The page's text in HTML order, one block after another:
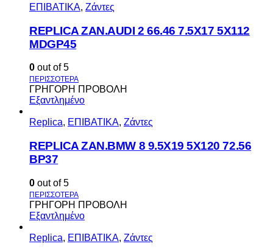
ΕΠΙΒΑΤΙΚΑ, Ζάντες
REPLICA ZAN.AUDI 2 66.46 7.5X17 5X112
MDGP45
0 out of 5
ΓΡΗΓΟΡΗ ΠΡΟΒΟΛΗ
Εξαντλημένο
Replica, ΕΠΙΒΑΤΙΚΑ, Ζάντες
REPLICA ZAN.BMW 8 9.5X19 5X120 72.56
BP37
0 out of 5
ΓΡΗΓΟΡΗ ΠΡΟΒΟΛΗ
Εξαντλημένο
Replica, ΕΠΙΒΑΤΙΚΑ, Ζάντες